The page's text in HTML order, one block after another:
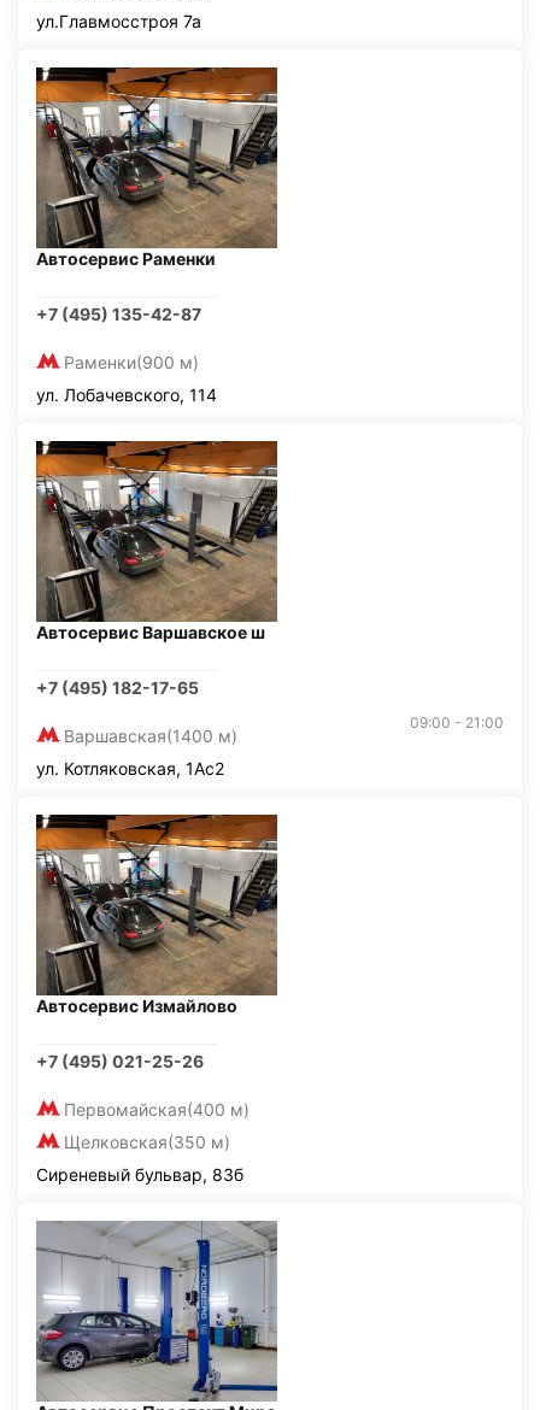
ул.Главмосстроя 7а
Автосервис Раменки
+7 (495) 135-42-87
Раменки(900 м)
ул. Лобачевского, 114
Автосервис Варшавское ш
+7 (495) 182-17-65
Варшавская(1400 м)
09:00 - 21:00
ул. Котляковская, 1Ас2
Автосервис Измайлово
+7 (495) 021-25-26
Первомайская(400 м)
Щелковская(350 м)
Сиреневый бульвар, 83б